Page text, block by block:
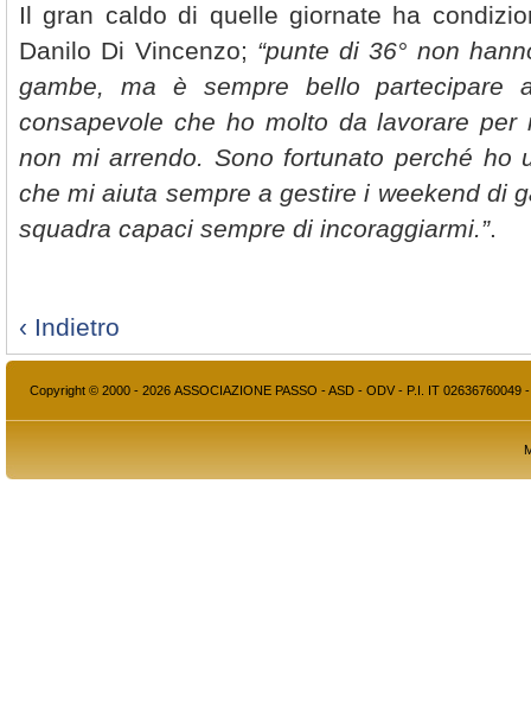
Il gran caldo di quelle giornate ha
Danilo Di Vincenzo; “punte di 36° non
gambe, ma è sempre bello partecipare
consapevole che ho molto da lavorare per
non mi arrendo. Sono fortunato perché ho
che mi aiuta sempre a gestire i weekend di
squadra capaci sempre di incoraggiarmi.”.
‹ Indietro
Copyright © 2000 - 2026 ASSOCIAZIONE PASSO - ASD - ODV - P.I. IT 02636760049